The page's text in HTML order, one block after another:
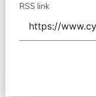
RSS link